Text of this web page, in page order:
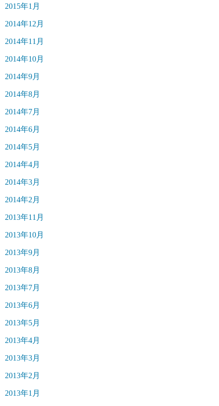
2015年1月
2014年12月
2014年11月
2014年10月
2014年9月
2014年8月
2014年7月
2014年6月
2014年5月
2014年4月
2014年3月
2014年2月
2013年11月
2013年10月
2013年9月
2013年8月
2013年7月
2013年6月
2013年5月
2013年4月
2013年3月
2013年2月
2013年1月